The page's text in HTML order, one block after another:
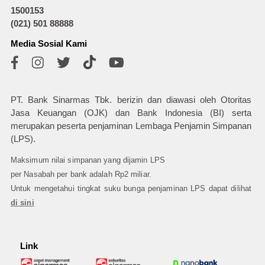
1500153
(021) 501 88888
Media Sosial Kami
PT. Bank Sinarmas Tbk. berizin dan diawasi oleh Otoritas
Jasa Keuangan (OJK) dan Bank Indonesia (BI) serta
merupakan peserta penjaminan Lembaga Penjamin Simpanan
(LPS).
Maksimum nilai simpanan yang dijamin LPS
per Nasabah per bank adalah Rp2 miliar.
Untuk mengetahui tingkat suku bunga penjaminan LPS dapat dilihat
di sini
Link